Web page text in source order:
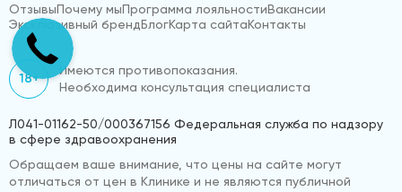
ОтзывыПочему мыПрограмма лояльностиВакансии
Эксклюзивный брендБлогКарта сайтаКонтакты
18+
Имеются противопоказания.
Необходима консультация специалиста
Л041-01162-50/000367156 Федеральная служба по надзору
в сфере здравоохранения
Обращаем ваше внимание, что цены на сайте могут
отличаться от цен в Клинике и не являются публичной